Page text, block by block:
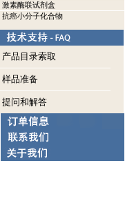
激素酶联试剂盒
抗癌小分子化合物
产品目录索取
样品准备
提问和解答